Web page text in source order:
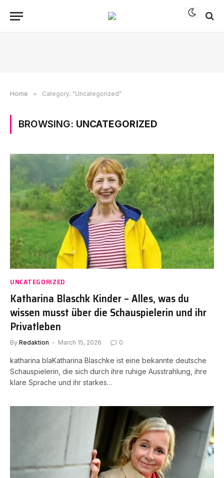
Home » Category: "Uncategorized"
BROWSING: UNCATEGORIZED
UNCATEGORIZED
Katharina Blaschk Kinder – Alles, was du
wissen musst über die Schauspielerin und ihr
Privatleben
By Redaktion March 15, 2026 0
katharina blaKatharina Blaschke ist eine bekannte deutsche
Schauspielerin, die sich durch ihre ruhige Ausstrahlung, ihre
klare Sprache und ihr starkes…